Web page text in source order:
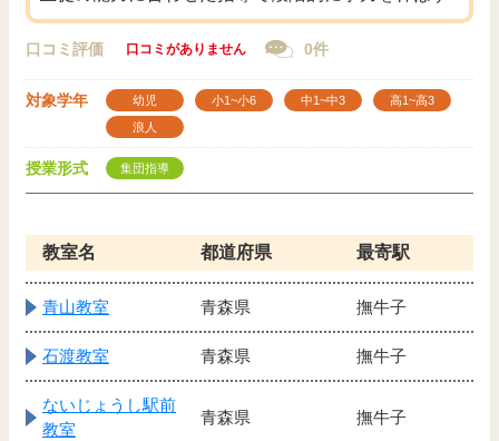
口コミ評価 口コミがありません 0件
対象学年 幼児 小1~小6 中1~中3
高1~高3
浪人
授業形式 集団指導
教室名 都道府県 最寄駅
青山教室 青森県 撫牛子
石渡教室 青森県 撫牛子
ないじょうし駅前
教室
青森県 撫牛子